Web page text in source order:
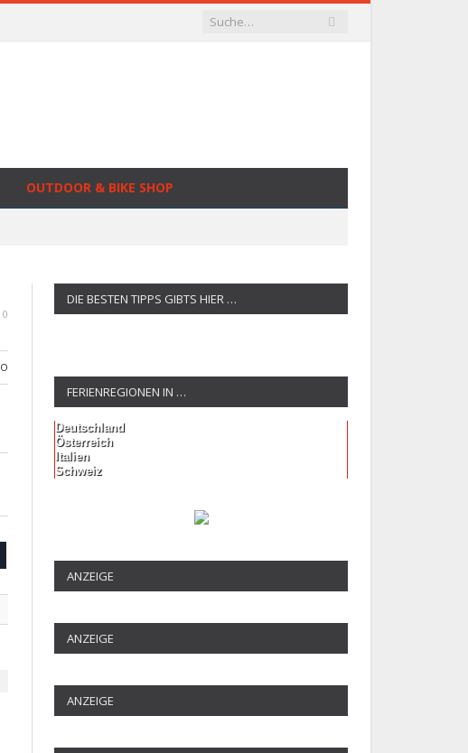
OUTDOOR & BIKE SHOP
0
DIE BESTEN TIPPS GIBTS HIER …
FERIENREGIONEN IN …
Deutschland
Österreich
Italien
Schweiz
ANZEIGE
ANZEIGE
ANZEIGE